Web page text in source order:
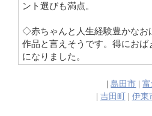
ント選びも満点。
◇赤ちゃんと人生経験豊かなお
作品と言えそうです。得にお
になりました。
|島田市 |
吉田町 伊東